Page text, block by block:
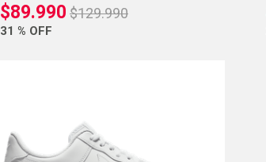
$89.990 $129.990
31 % OFF